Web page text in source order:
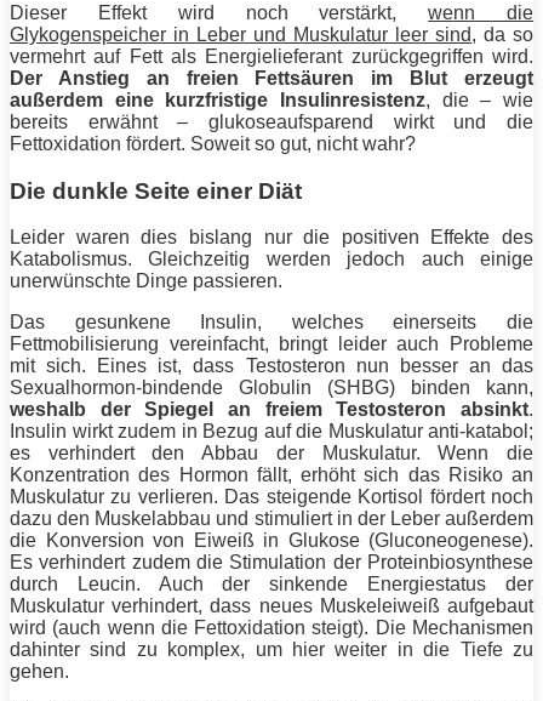
Dieser Effekt wird noch verstärkt,wenn die
Glykogenspeicher in Leber und Muskulatur leer sind, da so
vermehrt auf Fettals Energielieferant zurückgegriffen wird.
Der Anstieg an freien Fettsäuren im Blut erzeugt
außerdem eine kurzfristige Insulinresistenz, die – wie
bereits erwähnt – glukoseaufsparend wirkt und die
Fettoxidation fördert. Soweit so gut, nicht wahr?
Die dunkle Seite einer Diät
Leider waren dies bislang nur die positiven Effekte des
Katabolismus. Gleichzeitig werden jedoch auch einige
unerwünschte Dinge passieren.
Das gesunkene Insulin, welches einerseits die
Fettmobilisierung vereinfacht, bringt leider auch Probleme
mit sich. Eines ist, dass Testosteron nun besser an das
Sexualhormon-bindende Globulin (SHBG) binden kann,
weshalb der Spiegel an freiem Testosteron absinkt.
Insulin wirkt zudem in Bezug auf die Muskulatur anti-katabol;
es verhindert den Abbau der Muskulatur. Wenn die
Konzentration des Hormon fällt, erhöht sich das Risiko an
Muskulatur zu verlieren. Das steigende Kortisol fördert noch
dazu den Muskelabbau und stimuliert in der Leber außerdem
die Konversion von
Eiweiß in Glukose (Gluconeogenese).
Es verhindert zudem die Stimulation der Proteinbiosynthese
durch Leucin. Auch der sinkende Energiestatus der
Muskulatur verhindert, dass neues Muskeleiweiß aufgebaut
wird (auch wenn die Fettoxidation steigt). Die Mechanismen
dahinter sind zu komplex, um hier weiter in die Tiefe zu
gehen.